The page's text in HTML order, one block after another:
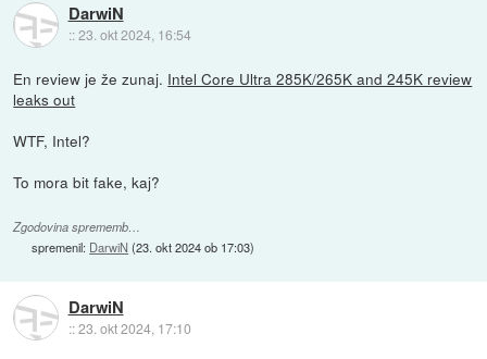
DarwiN
::23. okt 2024, 16:54
En review je že zunaj. Intel Core Ultra 285K/265K and 245K review
leaks out
WTF, Intel?
To mora bit fake, kaj?
Zgodovina sprememb…
spremenil: DarwiN (23. okt 2024 ob 17:03)
DarwiN
::23. okt 2024, 17:10